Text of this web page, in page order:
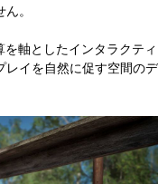
。
軸としたインタラクティ
レイを自然に促す空間のデ